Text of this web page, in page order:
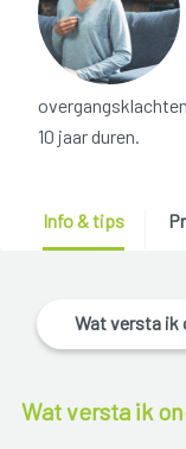
10 jaar duren.
Info & tips
Wat versta ik
Wat versta ik